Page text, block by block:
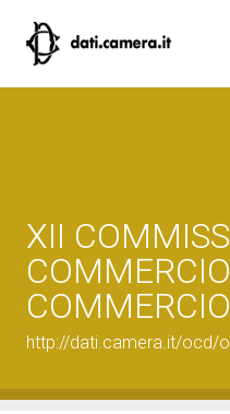
XII
http://dati.camera.it/ocd/